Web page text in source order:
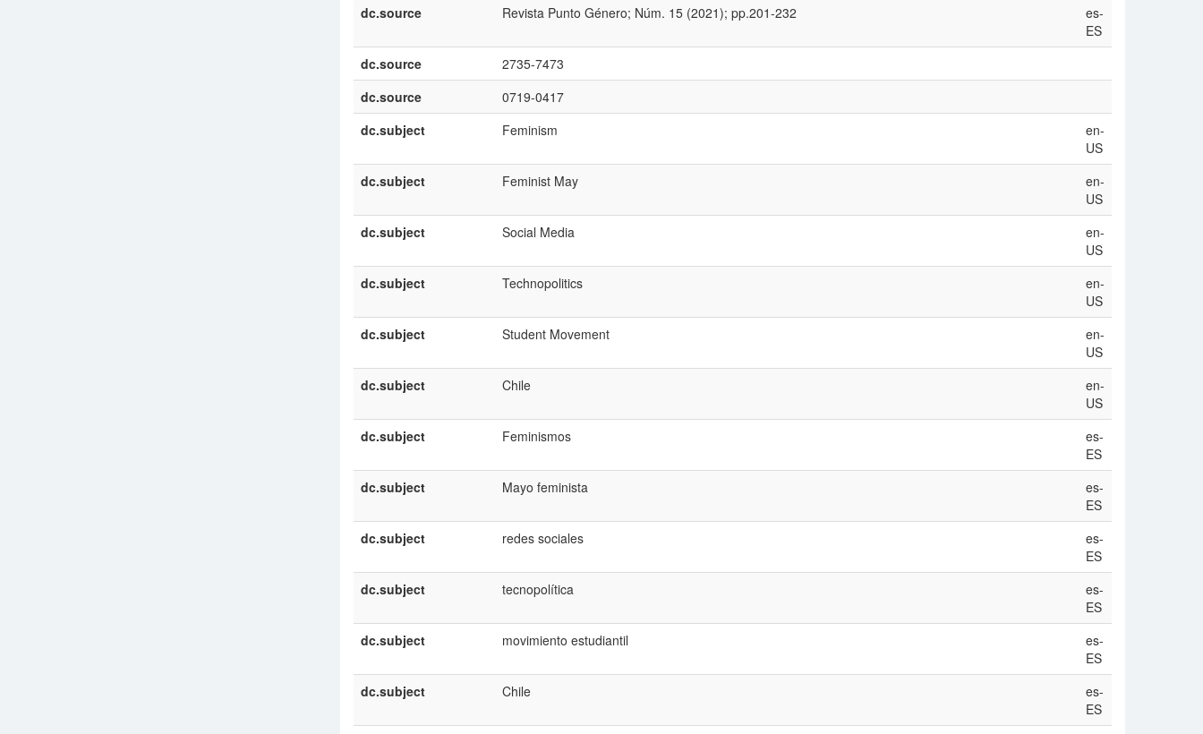
dc.source
Revista Punto Género; Núm. 15 (2021); pp.201-232
es-
ES
dc.source
2735-7473
dc.source
0719-0417
dc.subject
Feminism
en-
US
dc.subject
Feminist May
en-
US
dc.subject
Social Media
en-
US
dc.subject
Technopolitics
en-
US
dc.subject
Student Movement
en-
US
dc.subject
Chile
en-
US
dc.subject
Feminismos
es-
ES
dc.subject
Mayo feminista
es-
ES
dc.subject
redes sociales
es-
ES
dc.subject
tecnopolítica
es-
ES
dc.subject
movimiento estudiantil
es-
ES
dc.subject
Chile
es-
ES